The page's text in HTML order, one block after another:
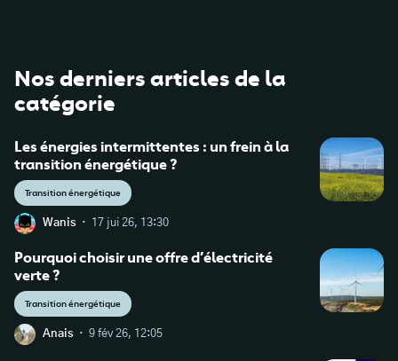
Nos derniers articles de la
catégorie
Les énergies intermittentes : un frein à la
transition énergétique ?
Transition énergétique
Wanis · 17 jui 26, 13:30
Pourquoi choisir une offre d’électricité
verte ?
Transition énergétique
Anais · 9 fév 26, 12:05